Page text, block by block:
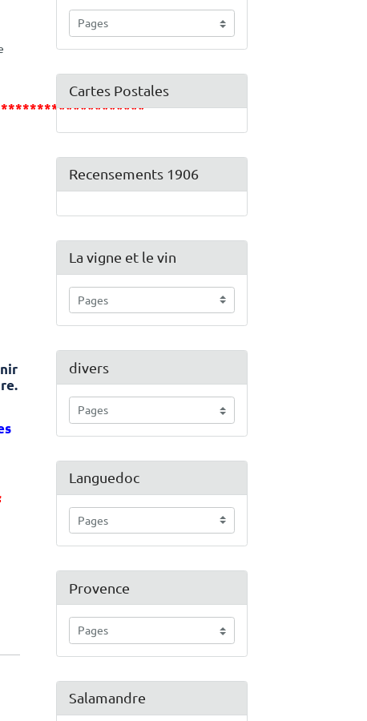
Cartes Postales
Recensements 1906
La vigne et le vin
divers
Languedoc
Provence
Salamandre